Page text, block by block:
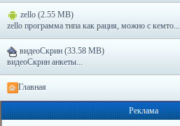
zello (2.55 MB)
zello программа типа как рация, можно с кемто...
видеоСкрин (33.58 MB)
видеоСкрин анкеты...
Главная
Реклама